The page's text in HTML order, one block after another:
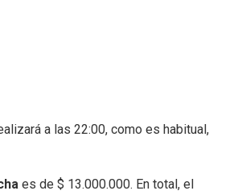
a las 22:00, como es habitual,
es de $ 13.000.000. En total, el